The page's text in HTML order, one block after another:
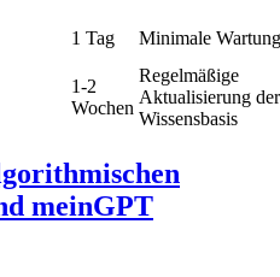
1 Tag Minimale Wartung
1-2
Wochen
Regelmäßige
Aktualisierung der
Wissensbasis
meinGPT